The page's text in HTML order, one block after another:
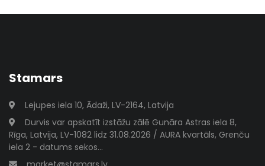
Stamars
Lejupes iela 10, Ādaži, LV-2164, Latvija
Durvis var apskatīt izstāžu zālē Gunāra Astras iela 8,
Rīga, Latvija, LV-1082 lidz 31.08.2026 / AURA kvartāls, Grenču
iela 2 - datums sekos...